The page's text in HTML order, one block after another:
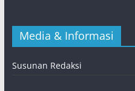
Media & Informasi
Susunan Redaksi